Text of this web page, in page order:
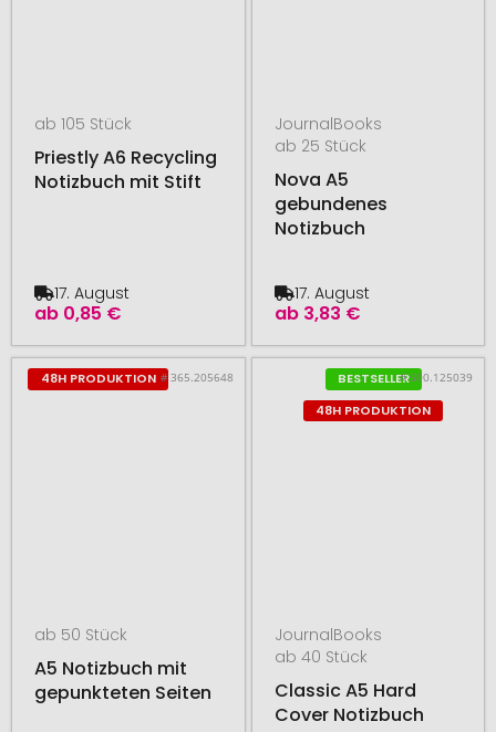
ab 105 Stück
Priestly A6 Recycling
Notizbuch mit Stift
ab 0,85 €
17. August
JournalBooks
ab 25 Stück
Nova A5
gebundenes
Notizbuch
ab 3,83 €
17. August
48H PRODUKTION # 365.205648
ab 50 Stück
A5 Notizbuch mit
gepunkteten Seiten
BESTSELLER
48H PRODUKTION
# 500.125039
JournalBooks
ab 40 Stück
Classic A5 Hard
Cover Notizbuch